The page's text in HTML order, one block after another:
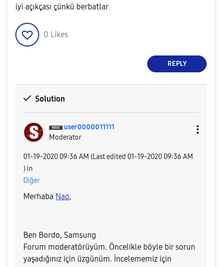
iyi açıkçası çünkü berbatlar
0 Likes
REPLY
Solution
user0000011111
Moderator
‎01-19-2020 09:36 AM (Last edited ‎01-19-2020 09:36 AM
) in
Diğer
Merhaba Nao,
Ben Bordo, Samsung
Forum moderatörüyüm. Öncelikle böyle bir sorun
yaşadığınız için üzgünüm. İncelememiz için